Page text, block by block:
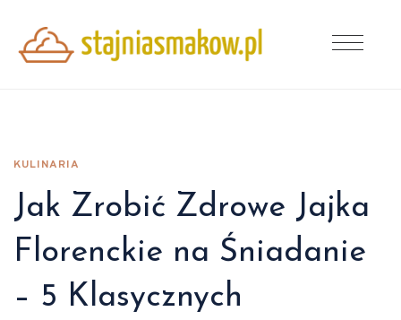
KULINARIA
Jak Zrobić Zdrowe Jajka
Florenckie na Śniadanie
– 5 Klasycznych